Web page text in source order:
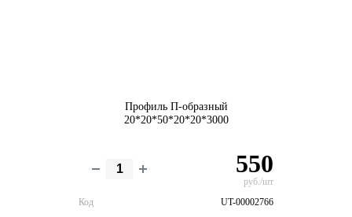
Профиль П-образный
20*20*50*20*20*3000
550
руб./шт
Код
UT-00002766